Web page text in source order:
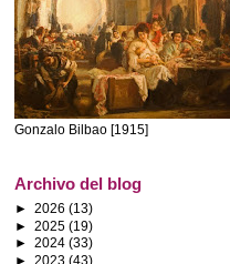
Gonzalo Bilbao [1915]
Archivo del blog
► 2026 (13)
► 2025 (19)
► 2024 (33)
► 2023 (43)